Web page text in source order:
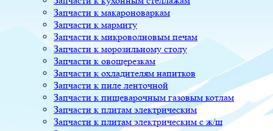
Запчасти к макароноваркам
Запчасти к мармиту
Запчасти к микроволновым печам
Запчасти к морозильному столу
Запчасти к овощерезкам
Запчасти к охладителям напитков
Запчасти к пиле ленточной
Запчасти к пищеварочным газовым котлам
Запчасти к плитам электрическим
Запчасти к плитам электрическим с ж/ш